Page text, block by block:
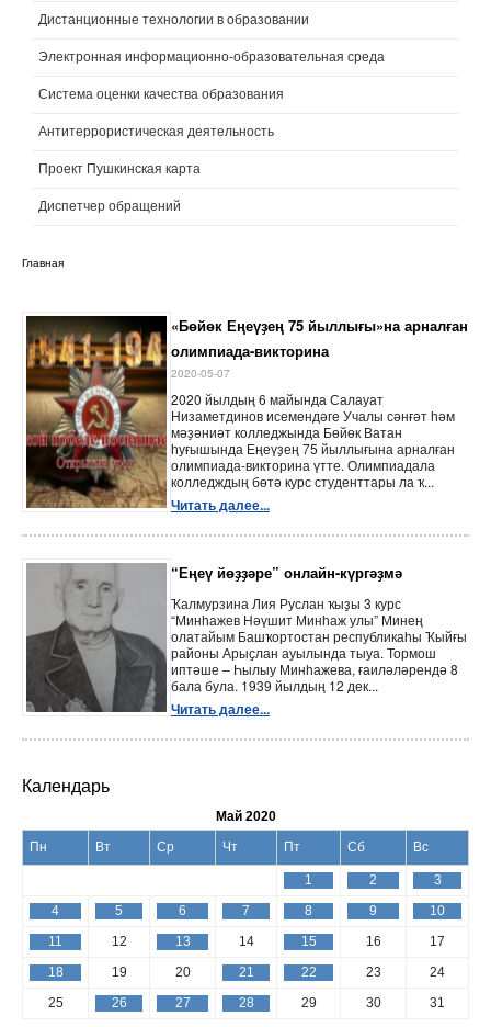
Дистанционные технологии в образовании
Электронная информационно-образовательная среда
Система оценки качества образования
Антитеррористическая деятельность
Проект Пушкинская карта
Диспетчер обращений
Главная
«Бөйөк Еңеүҙең 75 йыллығы»на арналған
олимпиада-викторина
2020-05-07
2020 йылдың 6 майында Салауат
Низаметдинов исемендәге Учалы сәнғәт һәм
мәҙәниәт колледжында Бөйөк Ватан
һуғышында Еңеүҙең 75 йыллығына арналған
олимпиада-викторина үтте. Олимпиадала
колледждың бөтә курс студенттары ла ҡ...
Читать далее...
“Еңеү йөҙҙәре” онлайн-күргәҙмә
Ҡалмурзина Лия Руслан ҡыҙы 3 курс
“Минһажев Нәүшит Минһаж улы” Минең
олатайым Башҡортостан республикаһы Ҡыйғы
районы Арыҫлан ауылында тыуа. Тормош
иптәше – Һылыу Минһажева, ғаиләләрендә 8
бала була. 1939 йылдың 12 дек...
Читать далее...
Календарь
Май 2020
Пн
Вт Ср Чт Пт Сб Вс
1 2
3
4
5 6 7 8 9
10
11
12 13 14 15 16
17
18
19 20 21 22 23
24
25
26 27 28 29 30 31